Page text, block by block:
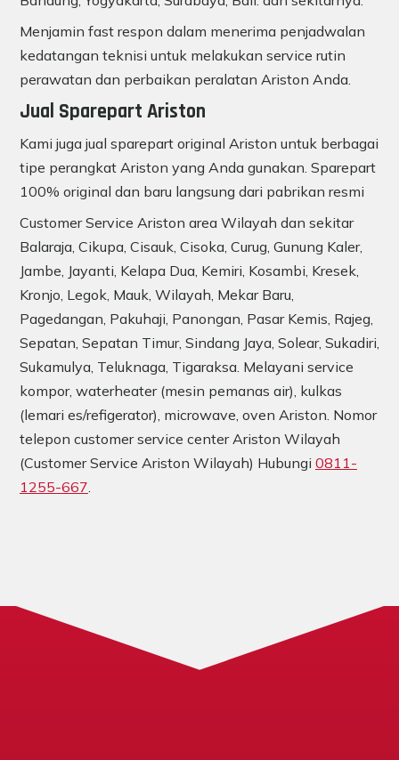
Menjamin fast respon dalam menerima penjadwalan
kedatangan teknisi untuk melakukan service rutin
perawatan dan perbaikan peralatan Ariston Anda.
Jual Sparepart Ariston
Kami juga jual sparepart original Ariston untuk berbagai
tipe perangkat Ariston yang Anda gunakan. Sparepart
100% original dan baru langsung dari pabrikan resmi
Customer Service Ariston area Wilayah dan sekitar
Balaraja, Cikupa, Cisauk, Cisoka, Curug, Gunung Kaler,
Jambe, Jayanti, Kelapa Dua, Kemiri, Kosambi, Kresek,
Kronjo, Legok, Mauk, Wilayah, Mekar Baru,
Pagedangan, Pakuhaji, Panongan, Pasar Kemis, Rajeg,
Sepatan, Sepatan Timur, Sindang Jaya, Solear, Sukadiri,
Sukamulya, Teluknaga, Tigaraksa. Melayani service
kompor, waterheater (mesin pemanas air), kulkas
(lemari es/refigerator), microwave, oven Ariston. Nomor
telepon customer service center Ariston Wilayah
(Customer Service Ariston Wilayah) Hubungi 0811-
1255-667.